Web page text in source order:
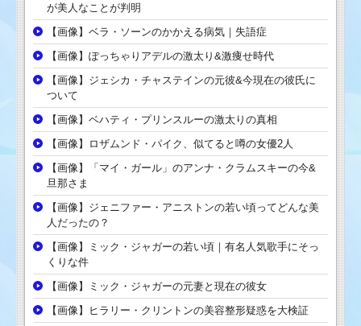
が美人なことが判明
【画像】ベラ・ソーンのかかえる病気｜失語症
【画像】ぽっちゃりアデルの激太り&激痩せ時代
【画像】ジェシカ・チャステインの元彼&今現在の彼氏に
ついて
【画像】ベハティ・プリンスルーの激太りの真相
【画像】ロザムンド・パイク、似てると噂の女優2人
【画像】「マイ・ガール」のアンナ・クラムスキーの今&
旦那さま
【画像】ジェニファー・アニストンの若い頃ってどんな美
人だったの？
【画像】ミック・ジャガーの若い頃｜有名人気歌手にそっ
くりな件
【画像】ミック・ジャガーの元妻と現在の彼女
【画像】ヒラリー・クリントンの美容整形疑惑を大検証